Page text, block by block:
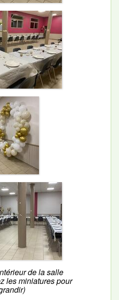
de la salle
les miniatures pour